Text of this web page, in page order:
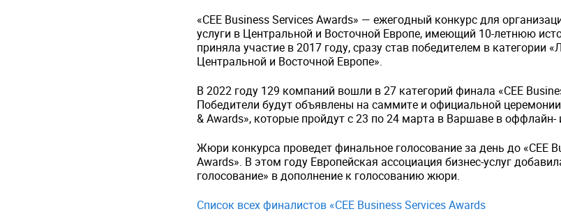
«CEE Business Services Awards» — ежегодный конкурс для
услуги в Центральной и Восточной Европе, имеющий 10-летнюю
приняла участие в 2017 году, сразу став победителем в категории
Центральной и Восточной Европе».
В 2022 году 129 компаний вошли в 27 категорий финала «CEE
Победители будут объявлены на саммите и официальной
& Awards», которые пройдут с 23 по 24 марта в Варшаве в
Жюри конкурса проведет финальное голосование за день до «CEE
Awards». В этом году Европейская ассоциация бизнес-услуг
голосование» в дополнение к голосованию жюри.
Список всех финалистов «CEE Business Services Awards